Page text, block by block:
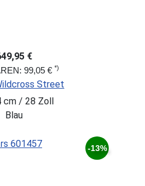
€
99,05 € *)
Street
cm / 28 Zoll
Blau
-13%